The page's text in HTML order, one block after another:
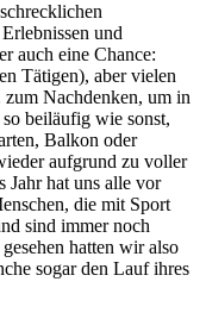
und
auch eine Chance:
Tätigen), aber vielen
Nachdenken, um in
beiläufig wie sonst,
Balkon oder
aufgrund zu voller
Jahr hat uns alle vor
die mit Sport
sind immer noch
hatten wir also
sogar den Lauf ihres